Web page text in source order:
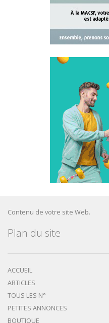
Contenu de votre site Web.
Plan du site
ACCUEIL
ARTICLES
TOUS LES N°
PETITES ANNONCES
BOUTIQUE